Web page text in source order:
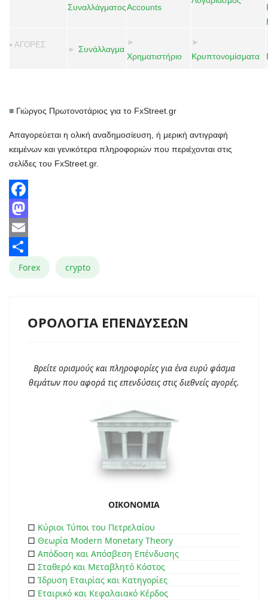
ΣυναλλάγματοςAccounts
• ΑΓΟΡΕΣ ► Συνάλλαγμα
►
Χρηματιστήριο
►
Κρυπτονομίσματα
■ Γιώργος Πρωτονοτάριος για το FxStreet.gr
Απαγορεύεται η ολική αναδημοσίευση, ή μερική αντιγραφή
κειμένων και γενικότερα πληροφοριών που περιέχονται στις
σελίδες του FxStreet.gr.
Facebook
Mastodon
Email
Share
Forex crypto
ΟΡΟΛΟΓΙΑ ΕΠΕΝΔΥΣΕΩΝ
Βρείτε ορισμούς και πληροφορίες για ένα ευρύ φάσμα
θεμάτων που αφορά τις επενδύσεις στις διεθνείς αγορές.
ΟΙΚΟΝΟΜΙΑ
□ Κύριοι Τύποι του Πετρελαίου
□ Θεωρία Modern Monetary Theory
□ Απόδοση και Απόσβεση Επένδυσης
□ Σταθερό και Μεταβλητό Κόστος
□ Ίδρυση Εταιρίας και Κατηγορίες
□ Εταιρικό και Κεφαλαιακό Κέρδος